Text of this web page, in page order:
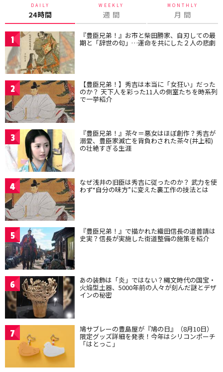
DAILY
24時間
WEEKLY
週 間
MONTHLY
月 間
1 『豊臣兄弟！』お市と柴田勝家、自刃しての最
期と「辞世の句」…運命を共にした２人の悲劇
2 【豊臣兄弟！】秀吉は本当に「女狂い」だった
のか？ 天下人を彩った11人の側室たちを時系列
で一挙紹介
3 『豊臣兄弟！』茶々＝悪女はほぼ創作？秀吉が
溺愛、豊臣家滅亡を背負わされた茶々(井上和)
の壮絶すぎる生涯
4 なぜ浅井の旧臣は秀吉に従ったのか？ 武力を使
わず“自分の味方”に変えた裏工作の技法とは
5 『豊臣兄弟！』で描かれた織田信長の道普請は
史実？信長が実施した街道整備の施策を紹介
6 あの装飾は「炎」ではない？縄文時代の国宝・
火焔型土器、5000年前の人々が刻んだ謎とデザ
インの秘密
7 鳩サブレーの豊島屋が『鳩の日』（8月10日）
限定グッズ詳細を発表！今年はシリコンポーチ
「はとっこ」